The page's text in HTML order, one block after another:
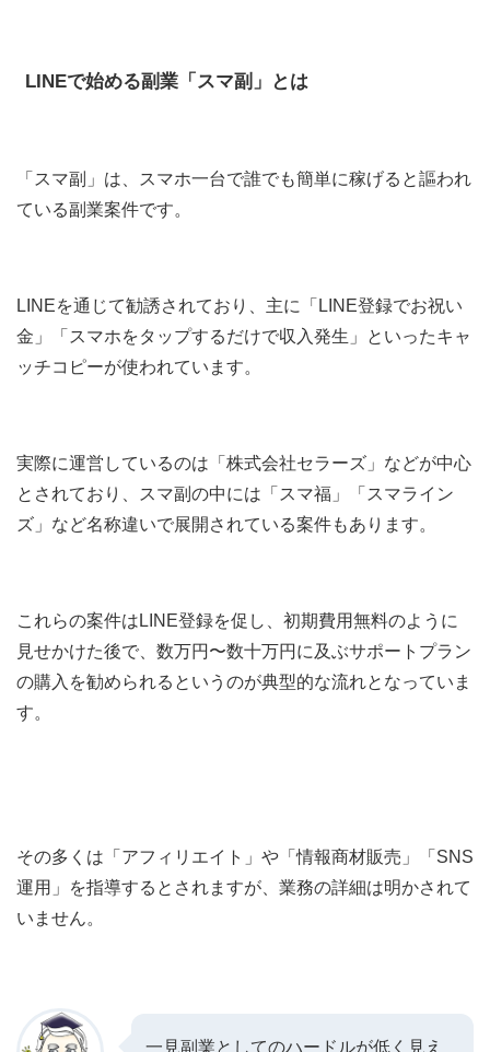
LINEで始める副業「スマ副」とは
「スマ副」は、スマホ一台で誰でも簡単に稼げると謳われ
ている副業案件です。
LINEを通じて勧誘されており、主に「LINE登録でお祝い
金」「スマホをタップするだけで収入発生」といったキャ
ッチコピーが使われています。
実際に運営しているのは「株式会社セラーズ」などが中心
とされており、スマ副の中には「スマ福」「スマライン
ズ」など名称違いで展開されている案件もあります。
これらの案件はLINE登録を促し、初期費用無料のように
見せかけた後で、数万円〜数十万円に及ぶサポートプラン
の購入を勧められるというのが典型的な流れとなっていま
す。
その多くは「アフィリエイト」や「情報商材販売」「SNS
運用」を指導するとされますが、業務の詳細は明かされて
いません。
一見副業としてのハードルが低く見え